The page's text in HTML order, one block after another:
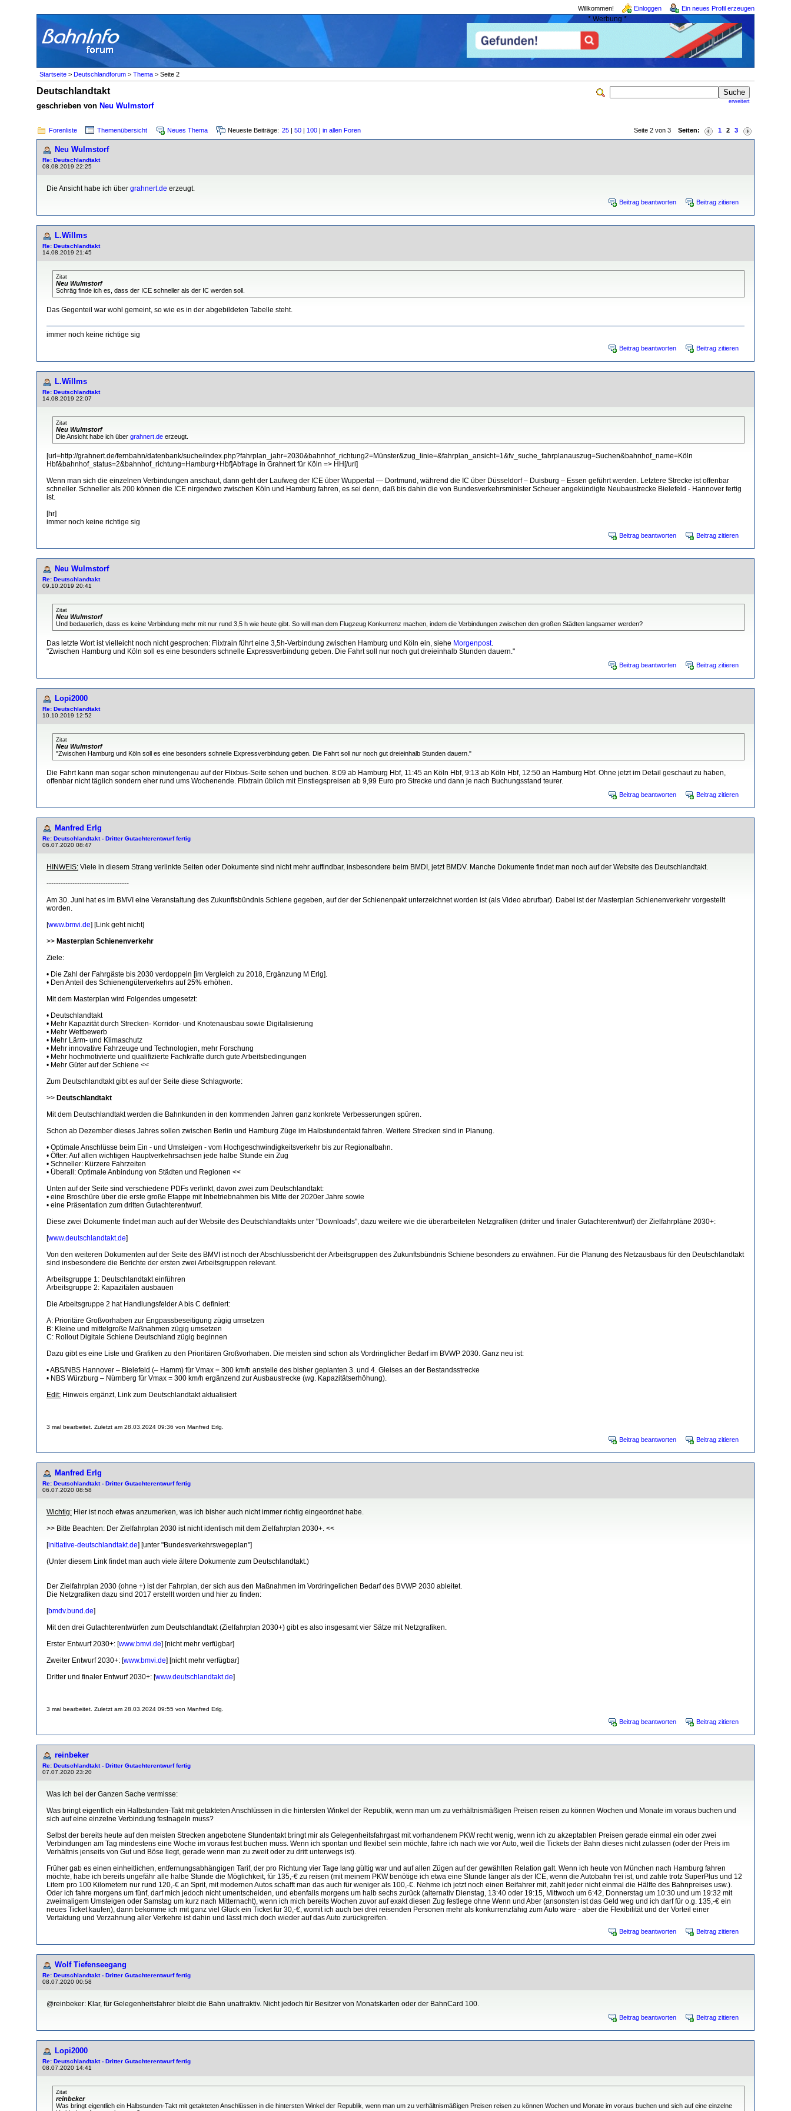
Willkommen! Einloggen Ein neues Profil erzeugen
* Werbung *
Startseite > Deutschlandforum > Thema > Seite 2
erweitert
Deutschlandtakt
geschrieben von Neu Wulmstorf
Forenliste Themenübersicht Neues Thema Neueste Beiträge: 25 | 50 | 100 | in allen Foren Seite 2 von 3 Seiten: 1 2 3
Neu Wulmstorf
Re: Deutschlandtakt
08.08.2019 22:25
Die Ansicht habe ich über grahnert.de erzeugt.
Beitrag beantworten Beitrag zitieren
L.Willms
Re: Deutschlandtakt
14.08.2019 21:45
Zitat
Neu Wulmstorf
Schräg finde ich es, dass der ICE schneller als der IC werden soll.
Das Gegenteil war wohl gemeint, so wie es in der abgebildeten Tabelle steht.
immer noch keine richtige sig
Beitrag beantworten Beitrag zitieren
L.Willms
Re: Deutschlandtakt
14.08.2019 22:07
Zitat
Neu Wulmstorf
Die Ansicht habe ich über grahnert.de erzeugt.
[url=http://grahnert.de/fernbahn/datenbank/suche/index.php?fahrplan_jahr=2030&bahnhof_richtung2=Münster&zug_linie=&fahrplan_ansicht=1&fv_suche_fahrplanauszug=Suchen&bahnhof_name=Köln
Hbf&bahnhof_status=2&bahnhof_richtung=Hamburg+Hbf]Abfrage in Grahnert für Köln => HH[/url]
Wenn man sich die einzelnen Verbindungen anschaut, dann geht der Laufweg der ICE über Wuppertal — Dortmund, während die IC über Düsseldorf – Duisburg – Essen geführt werden. Letztere Strecke ist offenbar
schneller. Schneller als 200 können die ICE nirgendwo zwischen Köln und Hamburg fahren, es sei denn, daß bis dahin die von Bundesverkehrsminister Scheuer angekündigte Neubaustrecke Bielefeld - Hannover fertig
ist.
[hr]
immer noch keine richtige sig
Beitrag beantworten Beitrag zitieren
Neu Wulmstorf
Re: Deutschlandtakt
09.10.2019 20:41
Zitat
Neu Wulmstorf
Und bedauerlich, dass es keine Verbindung mehr mit nur rund 3,5 h wie heute gibt. So will man dem Flugzeug Konkurrenz machen, indem die Verbindungen zwischen den großen Städten langsamer werden?
Das letzte Wort ist vielleicht noch nicht gesprochen: Flixtrain führt eine 3,5h-Verbindung zwischen Hamburg und Köln ein, siehe Morgenpost.
"Zwischen Hamburg und Köln soll es eine besonders schnelle Expressverbindung geben. Die Fahrt soll nur noch gut dreieinhalb Stunden dauern."
Beitrag beantworten Beitrag zitieren
Lopi2000
Re: Deutschlandtakt
10.10.2019 12:52
Zitat
Neu Wulmstorf
"Zwischen Hamburg und Köln soll es eine besonders schnelle Expressverbindung geben. Die Fahrt soll nur noch gut dreieinhalb Stunden dauern."
Die Fahrt kann man sogar schon minutengenau auf der Flixbus-Seite sehen und buchen. 8:09 ab Hamburg Hbf, 11:45 an Köln Hbf, 9:13 ab Köln Hbf, 12:50 an Hamburg Hbf. Ohne jetzt im Detail geschaut zu haben,
offenbar nicht täglich sondern eher rund ums Wochenende. Flixtrain üblich mit Einstiegspreisen ab 9,99 Euro pro Strecke und dann je nach Buchungsstand teurer.
Beitrag beantworten Beitrag zitieren
Manfred Erlg
Re: Deutschlandtakt - Dritter Gutachterentwurf fertig
06.07.2020 08:47
HINWEIS: Viele in diesem Strang verlinkte Seiten oder Dokumente sind nicht mehr auffindbar, insbesondere beim BMDI, jetzt BMDV. Manche Dokumente findet man noch auf der Website des Deutschlandtakt.
-----------------------------------
Am 30. Juni hat es im BMVI eine Veranstaltung des Zukunftsbündnis Schiene gegeben, auf der der Schienenpakt unterzeichnet worden ist (als Video abrufbar). Dabei ist der Masterplan Schienenverkehr vorgestellt
worden.
[www.bmvi.de] [Link geht nicht]
>> Masterplan Schienenverkehr
Ziele:
• Die Zahl der Fahrgäste bis 2030 verdoppeln [im Vergleich zu 2018, Ergänzung M Erlg].
• Den Anteil des Schienengüterverkehrs auf 25% erhöhen.
Mit dem Masterplan wird Folgendes umgesetzt:
• Deutschlandtakt
• Mehr Kapazität durch Strecken- Korridor- und Knotenausbau sowie Digitalisierung
• Mehr Wettbewerb
• Mehr Lärm- und Klimaschutz
• Mehr innovative Fahrzeuge und Technologien, mehr Forschung
• Mehr hochmotivierte und qualifizierte Fachkräfte durch gute Arbeitsbedingungen
• Mehr Güter auf der Schiene <<
Zum Deutschlandtakt gibt es auf der Seite diese Schlagworte:
>> Deutschlandtakt
Mit dem Deutschlandtakt werden die Bahnkunden in den kommenden Jahren ganz konkrete Verbesserungen spüren.
Schon ab Dezember dieses Jahres sollen zwischen Berlin und Hamburg Züge im Halbstundentakt fahren. Weitere Strecken sind in Planung.
• Optimale Anschlüsse beim Ein - und Umsteigen - vom Hochgeschwindigkeitsverkehr bis zur Regionalbahn.
• Öfter: Auf allen wichtigen Hauptverkehrsachsen jede halbe Stunde ein Zug
• Schneller: Kürzere Fahrzeiten
• Überall: Optimale Anbindung von Städten und Regionen <<
Unten auf der Seite sind verschiedene PDFs verlinkt, davon zwei zum Deutschlandtakt:
• eine Broschüre über die erste große Etappe mit Inbetriebnahmen bis Mitte der 2020er Jahre sowie
• eine Präsentation zum dritten Gutachterentwurf.
Diese zwei Dokumente findet man auch auf der Website des Deutschlandtakts unter "Downloads", dazu weitere wie die überarbeiteten Netzgrafiken (dritter und finaler Gutachterentwurf) der Zielfahrpläne 2030+:
[www.deutschlandtakt.de]
Von den weiteren Dokumenten auf der Seite des BMVI ist noch der Abschlussbericht der Arbeitsgruppen des Zukunftsbündnis Schiene besonders zu erwähnen. Für die Planung des Netzausbaus für den Deutschlandtakt
sind insbesondere die Berichte der ersten zwei Arbeitsgruppen relevant.
Arbeitsgruppe 1: Deutschlandtakt einführen
Arbeitsgruppe 2: Kapazitäten ausbauen
Die Arbeitsgruppe 2 hat Handlungsfelder A bis C definiert:
A: Prioritäre Großvorhaben zur Engpassbeseitigung zügig umsetzen
B: Kleine und mittelgroße Maßnahmen zügig umsetzen
C: Rollout Digitale Schiene Deutschland zügig beginnen
Dazu gibt es eine Liste und Grafiken zu den Prioritären Großvorhaben. Die meisten sind schon als Vordringlicher Bedarf im BVWP 2030. Ganz neu ist:
• ABS/NBS Hannover – Bielefeld (– Hamm) für Vmax = 300 km/h anstelle des bisher geplanten 3. und 4. Gleises an der Bestandsstrecke
• NBS Würzburg – Nürnberg für Vmax = 300 km/h ergänzend zur Ausbaustrecke (wg. Kapazitätserhöhung).
Edit: Hinweis ergänzt, Link zum Deutschlandtakt aktualisiert
3 mal bearbeitet. Zuletzt am 28.03.2024 09:36 von Manfred Erlg.
Beitrag beantworten Beitrag zitieren
Manfred Erlg
Re: Deutschlandtakt - Dritter Gutachterentwurf fertig
06.07.2020 08:58
Wichtig: Hier ist noch etwas anzumerken, was ich bisher auch nicht immer richtig eingeordnet habe.
>> Bitte Beachten: Der Zielfahrplan 2030 ist nicht identisch mit dem Zielfahrplan 2030+. <<
[initiative-deutschlandtakt.de] [unter "Bundesverkehrswegeplan"]
(Unter diesem Link findet man auch viele ältere Dokumente zum Deutschlandtakt.)
Der Zielfahrplan 2030 (ohne +) ist der Fahrplan, der sich aus den Maßnahmen im Vordringelichen Bedarf des BVWP 2030 ableitet.
Die Netzgrafiken dazu sind 2017 erstellt worden und hier zu finden:
[bmdv.bund.de]
Mit den drei Gutachterentwürfen zum Deutschlandtakt (Zielfahrplan 2030+) gibt es also insgesamt vier Sätze mit Netzgrafiken.
Erster Entwurf 2030+: [www.bmvi.de] [nicht mehr verfügbar]
Zweiter Entwurf 2030+: [www.bmvi.de] [nicht mehr verfügbar]
Dritter und finaler Entwurf 2030+: [www.deutschlandtakt.de]
3 mal bearbeitet. Zuletzt am 28.03.2024 09:55 von Manfred Erlg.
Beitrag beantworten Beitrag zitieren
reinbeker
Re: Deutschlandtakt - Dritter Gutachterentwurf fertig
07.07.2020 23:20
Was ich bei der Ganzen Sache vermisse:
Was bringt eigentlich ein Halbstunden-Takt mit getakteten Anschlüssen in die hintersten Winkel der Republik, wenn man um zu verhältnismäßigen Preisen reisen zu können Wochen und Monate im voraus buchen und
sich auf eine einzelne Verbindung festnageln muss?
Selbst der bereits heute auf den meisten Strecken angebotene Stundentakt bringt mir als Gelegenheitsfahrgast mit vorhandenem PKW recht wenig, wenn ich zu akzeptablen Preisen gerade einmal ein oder zwei
Verbindungen am Tag mindestens eine Woche im voraus fest buchen muss. Wenn ich spontan und flexibel sein möchte, fahre ich nach wie vor Auto, weil die Tickets der Bahn dieses nicht zulassen (oder der Preis im
Verhältnis jenseits von Gut und Böse liegt, gerade wenn man zu zweit oder zu dritt unterwegs ist).
Früher gab es einen einheitlichen, entfernungsabhängigen Tarif, der pro Richtung vier Tage lang gültig war und auf allen Zügen auf der gewählten Relation galt. Wenn ich heute von München nach Hamburg fahren
möchte, habe ich bereits ungefähr alle halbe Stunde die Möglichkeit, für 135,-€ zu reisen (mit meinem PKW benötige ich etwa eine Stunde länger als der ICE, wenn die Autobahn frei ist, und zahle trotz SuperPlus und 12
Litern pro 100 Kilometern nur rund 120,-€ an Sprit, mit modernen Autos schafft man das auch für weniger als 100,-€. Nehme ich jetzt noch einen Beifahrer mit, zahlt jeder nicht einmal die Hälfte des Bahnpreises usw.).
Oder ich fahre morgens um fünf, darf mich jedoch nicht umentscheiden, und ebenfalls morgens um halb sechs zurück (alternativ Dienstag, 13:40 oder 19:15, Mittwoch um 6:42, Donnerstag um 10:30 und um 19:32 mit
zweimaligem Umsteigen oder Samstag um kurz nach Mitternacht), wenn ich mich bereits Wochen zuvor auf exakt diesen Zug festlege ohne Wenn und Aber (ansonsten ist das Geld weg und ich darf für o.g. 135,-€ ein
neues Ticket kaufen), dann bekomme ich mit ganz viel Glück ein Ticket für 30,-€, womit ich auch bei drei reisenden Personen mehr als konkurrenzfähig zum Auto wäre - aber die Flexibilität und der Vorteil einer
Vertaktung und Verzahnung aller Verkehre ist dahin und lässt mich doch wieder auf das Auto zurückgreifen.
Beitrag beantworten Beitrag zitieren
Wolf Tiefenseegang
Re: Deutschlandtakt - Dritter Gutachterentwurf fertig
08.07.2020 00:58
@reinbeker: Klar, für Gelegenheitsfahrer bleibt die Bahn unattraktiv. Nicht jedoch für Besitzer von Monatskarten oder der BahnCard 100.
Beitrag beantworten Beitrag zitieren
Lopi2000
Re: Deutschlandtakt - Dritter Gutachterentwurf fertig
08.07.2020 14:41
Zitat
reinbeker
Was bringt eigentlich ein Halbstunden-Takt mit getakteten Anschlüssen in die hintersten Winkel der Republik, wenn man um zu verhältnismäßigen Preisen reisen zu können Wochen und Monate im voraus buchen und sich auf eine einzelne